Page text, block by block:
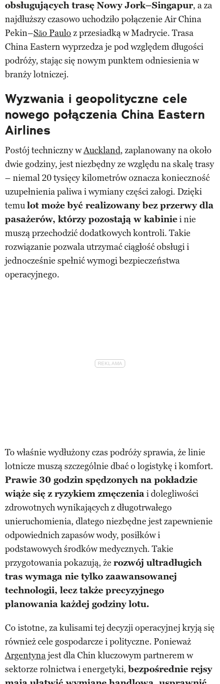
obsługujących trasę Nowy Jork–Singapur, a za
najdłuższy czasowo uchodziło połączenie Air China
Pekin–São Paulo z przesiadką w Madrycie. Trasa
China Eastern wyprzedza je pod względem długości
podróży, stając się nowym punktem odniesienia w
branży lotniczej.
Wyzwania i geopolityczne cele
nowego połączenia China Eastern
Airlines
Postój techniczny wAuckland, zaplanowany na około
dwie godziny, jest niezbędny ze względu na skalę trasy
– niemal 20 tysięcy kilometrów oznacza konieczność
uzupełnienia paliwa i wymiany części załogi. Dzięki
temulot może być realizowany bez przerwy dla
pasażerów, którzy pozostają w kabiniei nie
muszą przechodzić dodatkowych kontroli. Takie
rozwiązanie pozwala utrzymać ciągłość obsługi i
jednocześnie spełnić wymogi bezpieczeństwa
operacyjnego.
To właśnie wydłużony czas podróży sprawia, że linie
lotnicze muszą szczególnie dbać o logistykę i komfort.
Prawie 30 godzin spędzonych na pokładzie
wiąże się z ryzykiem zmęczeniai dolegliwości
zdrowotnych wynikających z długotrwałego
unieruchomienia, dlatego niezbędne jest zapewnienie
odpowiednich zapasów wody, posiłków i
podstawowych środków medycznych. Takie
przygotowania pokazują, że rozwój ultradługich
tras wymaga nie tylko zaawansowanej
technologii, lecz także precyzyjnego
planowania każdej godziny lotu.
Co istotne, za kulisami tej decyzji operacyjnej kryją się
również cele gospodarcze i polityczne. Ponieważ
Argentynajest dla Chin kluczowym partnerem w
sektorze rolnictwa i energetyki,bezpośrednie rejsy